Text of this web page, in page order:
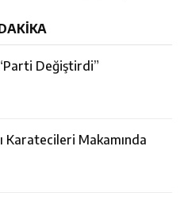
Değiştirdi”
Karatecileri Makamında